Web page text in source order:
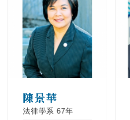
陳景華
法律學系 67年